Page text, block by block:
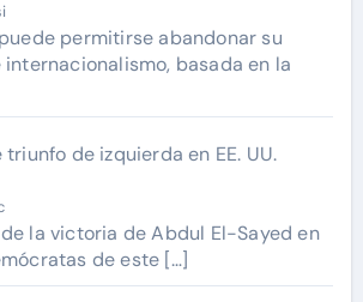
permitirse abandonar su
basada en la
de izquierda en EE. UU.
la victoria de Abdul El-Sayed en
de este […]